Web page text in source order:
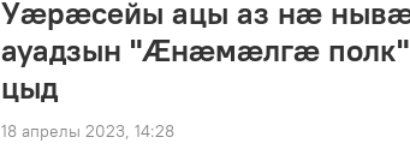
Уæрæсейы ацы аз нæ
ауадзын "Æнæмæлгæ
цыд
18 апрелы 2023, 14:28